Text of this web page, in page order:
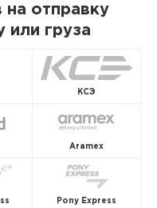
на отправку
или груза
КСЭ
Aramex
Pony Express